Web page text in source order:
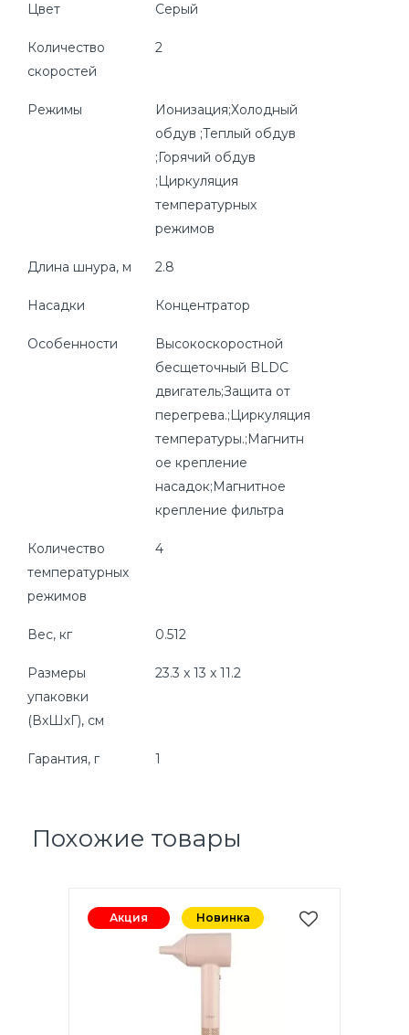
Цвет Серый
Количество
скоростей
2
Режимы
Ионизация;Холодный
обдув ;Теплый обдув
;Горячий обдув
;Циркуляция
температурных
режимов
Длина шнура, м 2.8
Насадки Концентратор
Особенности
Высокоскоростной
бесщеточный BLDC
двигатель;Защита от
перегрева.;Циркуляция
температуры.;Магнитн
ое крепление
насадок;Магнитное
крепление фильтра
Количество
температурных
режимов
4
Вес, кг 0.512
Размеры
упаковки
(ВхШхГ), cм
23.3 x 13 x 11.2
Гарантия, г 1
Похожие товары
Акция Новинка